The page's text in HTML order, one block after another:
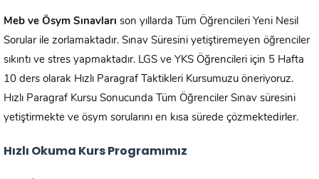
Meb ve Ösym Sınavları son yıllarda Tüm Öğrencileri Yeni Nesil
Sorular ile zorlamaktadır. Sınav Süresini yetiştiremeyen öğrenciler
sıkıntı ve stres yapmaktadır. LGS ve YKS Öğrencileri için 5 Hafta
10 ders olarak Hızlı Paragraf Taktikleri Kursumuzu öneriyoruz.
Hızlı Paragraf Kursu Sonucunda Tüm Öğrenciler Sınav süresini
yetiştirmekte ve ösym sorularını en kısa sürede çözmektedirler.
Hızlı Okuma Kurs Programımız